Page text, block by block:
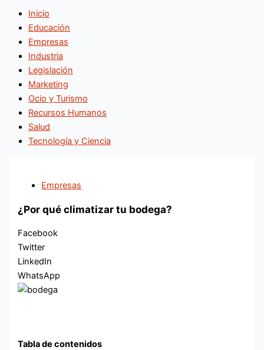
Inicio
Educación
Empresas
Industria
Legislación
Marketing
Ocio y Turismo
Recursos Humanos
Salud
Tecnología y Ciencia
Empresas
¿Por qué climatizar tu bodega?
Facebook
Twitter
LinkedIn
WhatsApp
Tabla de contenidos